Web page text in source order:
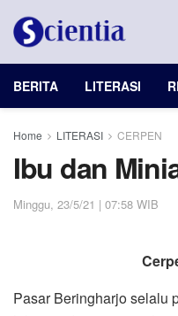
BERITA LITERASI
Home LITERASI CERPEN
Ibu dan
Minggu, 23/5/21 | 07:58 WIB
Pasar Beringharjo selalu